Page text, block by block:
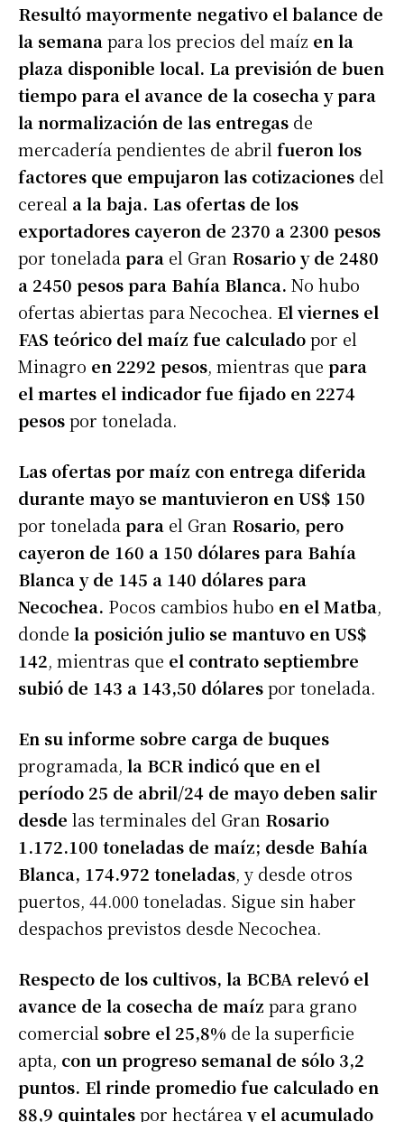
Resultó mayormente negativo el balance de
la semanapara los precios del maíz en la
plaza disponible local. La previsión de buen
tiempo para el avance de la cosecha y para
la normalización de las entregas de
mercadería pendientes de abril fueron los
factores que empujaron las cotizaciones del
cereal a la baja. Las ofertas de los
exportadores cayeron de 2370 a 2300 pesos
por tonelada para el Gran Rosario y de 2480
a 2450 pesos para Bahía Blanca. No hubo
ofertas abiertas para Necochea. El viernes el
FAS teórico del maíz fue calculadopor el
Minagro en 2292 pesos, mientras que para
el martes el indicador fue fijado en 2274
pesospor tonelada.
Las ofertas por maíz con entrega diferida
durante mayo se mantuvieron en US$ 150
por tonelada para el Gran Rosario, pero
cayeron de 160 a 150 dólares para Bahía
Blanca y de 145 a 140 dólares para
Necochea. Pocos cambios hubo en el Matba,
donde la posición julio se mantuvo en US$
142, mientras que el contrato septiembre
subió de 143 a 143,50 dólarespor tonelada.
En su informe sobre carga de buques
programada, la BCR indicó que en el
período 25 de abril/24 de mayo deben salir
desde las terminales del Gran Rosario
1.172.100 toneladas de maíz; desde Bahía
Blanca, 174.972 toneladas, y desde otros
puertos, 44.000 toneladas. Sigue sin haber
despachos previstos desde Necochea.
Respecto de los cultivos, la BCBA relevó el
avance de la cosecha de maíz para grano
comercial sobre el 25,8% de la superficie
apta, con un progreso semanal de sólo 3,2
puntos. El rinde promedio fue calculado en
88,9 quintalespor hectárea y el acumulado